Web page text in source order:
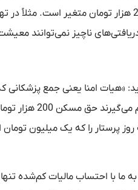
ناچیز نمی‌توانند
«هیات امنا یعنی جمع پزشکانی